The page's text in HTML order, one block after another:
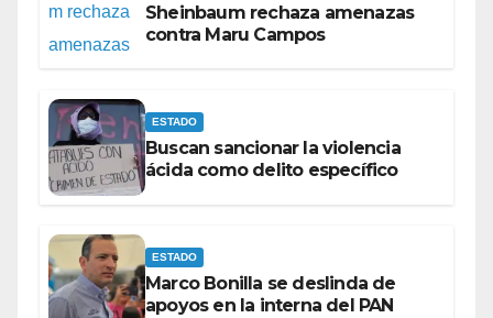
Sheinbaum rechaza amenazas
contra Maru Campos
ESTADO
Buscan sancionar la violencia
ácida como delito específico
ESTADO
Marco Bonilla se deslinda de
apoyos en la interna del PAN